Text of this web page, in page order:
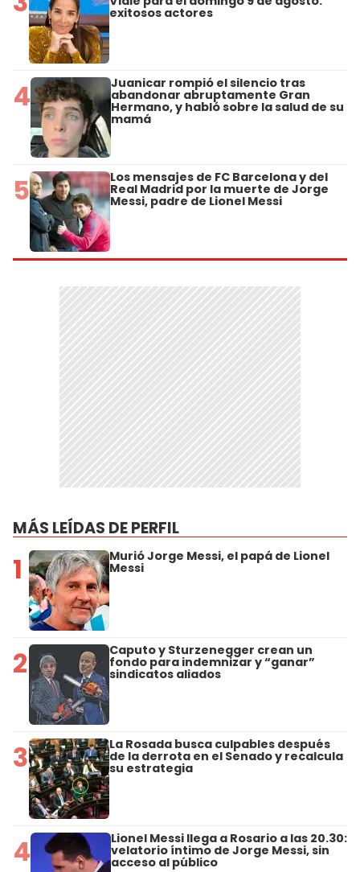
exitosos actores
4 Juanicar rompió el silencio tras
abandonar abruptamente Gran
Hermano, y habló sobre la salud de su
mamá
5 Los mensajes de FC Barcelona y del
Real Madrid por la muerte de Jorge
Messi, padre de Lionel Messi
MÁS LEÍDAS DE PERFIL
1 Murió Jorge Messi, el papá de Lionel
Messi
2 Caputo y Sturzenegger crean un
fondo para indemnizar y “ganar”
sindicatos aliados
3 La Rosada busca culpables después
de la derrota en el Senado y recalcula
su estrategia
4 Lionel Messi llega a Rosario a las 20.30:
velatorio íntimo de Jorge Messi, sin
acceso al público